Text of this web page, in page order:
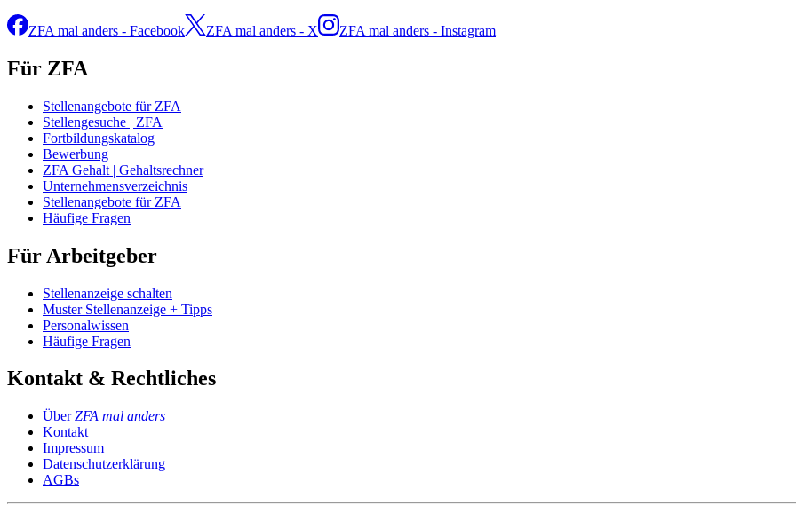
ZFA mal anders - Facebook ZFA mal anders - X ZFA mal anders - Instagram
Für ZFA
Stellenangebote für ZFA
Stellengesuche | ZFA
Fortbildungskatalog
Bewerbung
ZFA Gehalt | Gehaltsrechner
Unternehmensverzeichnis
Stellenangebote für ZFA
Häufige Fragen
Für Arbeitgeber
Stellenanzeige schalten
Muster Stellenanzeige + Tipps
Personalwissen
Häufige Fragen
Kontakt & Rechtliches
ÜberZFA mal anders
Kontakt
Impressum
Datenschutzerklärung
AGBs